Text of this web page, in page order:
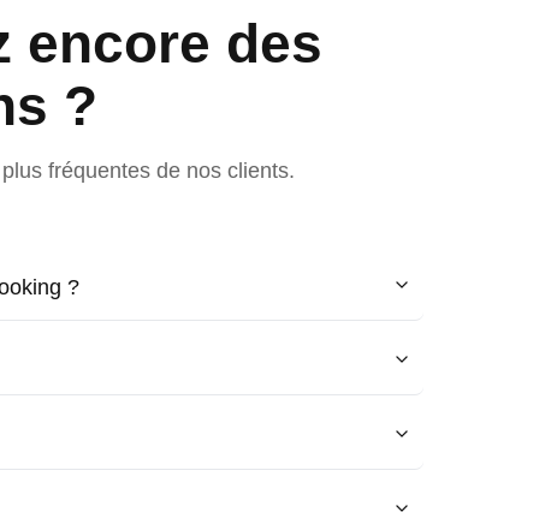
encore des
?
fréquentes de nos clients.
?